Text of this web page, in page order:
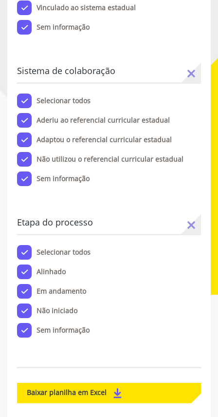
Vinculado ao sistema estadual
Sem informação
Sistema de colaboração
Selecionar todos
Aderiu ao referencial curricular estadual
Adaptou o referencial curricular estadual
Não utilizou o referencial curricular estadual
Sem informação
Etapa do processo
Selecionar todos
Alinhado
Em andamento
Não iniciado
Sem informação
Baixar planilha em Excel